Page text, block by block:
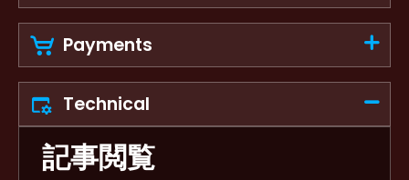
Payments
Technical
記事閲覧